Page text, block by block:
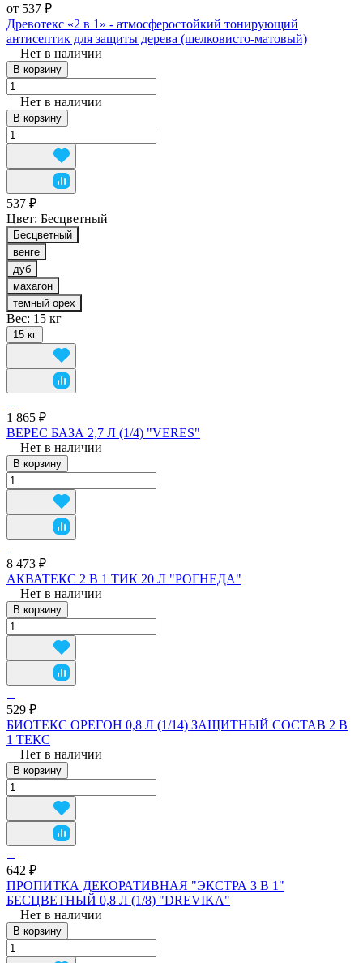
от 537 ₽
Древотекс «2 в 1» - атмосферостойкий тонирующий
антисептик для защиты дерева (шелковисто-матовый)
Нет в наличии
В корзину
Нет в наличии
В корзину
537 ₽
Цвет: Бесцветный
Бесцветный
венге
дуб
махагон
темный орех
Вес: 15 кг
15 кг
1 865 ₽
ВЕРЕС БАЗА 2,7 Л (1/4) "VERES"
Нет в наличии
В корзину
8 473 ₽
АКВАТЕКС 2 В 1 ТИК 20 Л "РОГНЕДА"
Нет в наличии
В корзину
529 ₽
БИОТЕКС ОРЕГОН 0,8 Л (1/14) ЗАЩИТНЫЙ СОСТАВ 2 В
1 ТЕКС
Нет в наличии
В корзину
642 ₽
ПРОПИТКА ДЕКОРАТИВНАЯ "ЭКСТРА 3 В 1"
БЕСЦВЕТНЫЙ 0,8 Л (1/8) "DREVIKA"
Нет в наличии
В корзину